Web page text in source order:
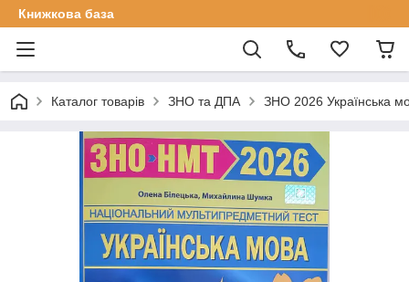
Книжкова база
Каталог товарів ЗНО та ДПА ЗНО 2026 Українська